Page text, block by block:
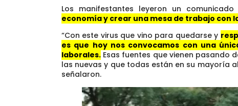
Los manifestantes leyeron un
economía y crear una mesa de trabajo con
“Con este virus que vino para quedarse y
es que hoy nos convocamos con una
laborales. Esas fuentes que vienen pasando
las nuevas y que todas están en su mayoría
señalaron.